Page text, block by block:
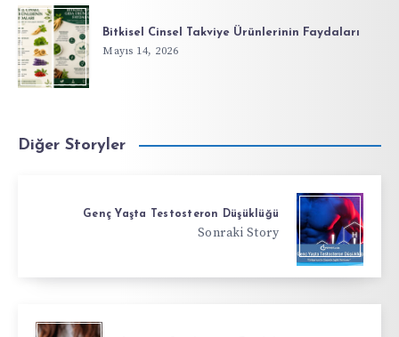
Bitkisel Cinsel Takviye Ürünlerinin Faydaları
Mayıs 14, 2026
Diğer Storyler
Genç Yaşta Testosteron Düşüklüğü
Sonraki Story